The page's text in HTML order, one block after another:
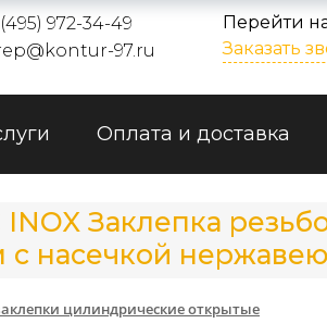
972-34-49
97.ru
Перейти
Заказать
Оплата и доставка
INOX Заклепка
насечкой
цилиндрические открытые